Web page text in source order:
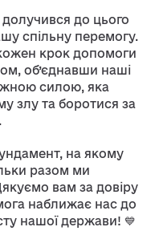
до цього
спільну перемогу.
крок допомоги
об’єднавши наші
силою, яка
злу та боротися за
на якому
разом ми
вам за довіру
наближає нас до
нашої держави! 💙